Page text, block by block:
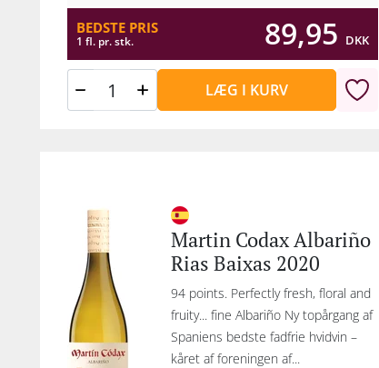
BEDSTE PRIS
1 fl. pr. stk. 89,95 DKK
LÆG I KURV
Martin Codax Albariño
Rias Baixas 2020
94 points. Perfectly fresh, floral and
fruity... fine Albariño Ny topårgang af
Spaniens bedste fadfrie hvidvin –
kåret af foreningen af...